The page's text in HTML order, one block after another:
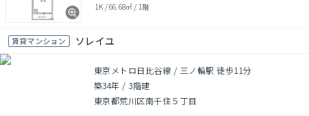
1K /66.68㎡ / 1階
賃貸マンション ソレイユ
東京メトロ日比谷線 / 三ノ輪駅 徒歩11分
築34年 / 3階建
東京都荒川区南千住５丁目